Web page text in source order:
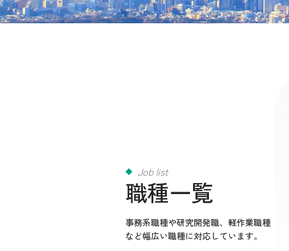
Job list
職種一覧
事務系職種や研究開発職、 軽作業職種
など幅広い職種に対応しています。